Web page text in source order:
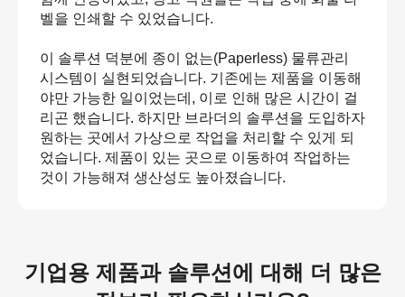
벨을 인쇄할 수 있었습니다.
이 솔루션 덕분에 종이 없는(Paperless) 물류관리
시스템이 실현되었습니다. 기존에는 제품을 이동해
야만 가능한 일이었는데, 이로 인해 많은 시간이 걸
리곤 했습니다. 하지만 브라더의 솔루션을 도입하자
원하는 곳에서 가상으로 작업을 처리할 수 있게 되
었습니다. 제품이 있는 곳으로 이동하여 작업하는
것이 가능해져 생산성도 높아졌습니다.
기업용 제품과 솔루션에 대해 더 많은